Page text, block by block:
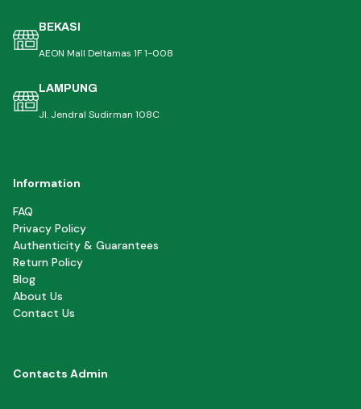
BEKASI
AEON Mall Deltamas 1F 1-008
LAMPUNG
Jl. Jendral Sudirman 108C
Information
FAQ
Privacy Policy
Authenticity & Guarantees
Return Policy
Blog
About Us
Contact Us
Contacts Admin